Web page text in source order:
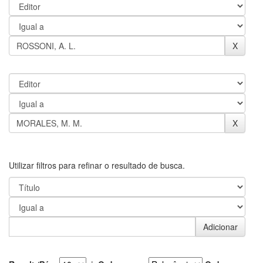
Utilizar filtros para refinar o resultado de busca.